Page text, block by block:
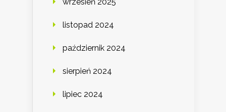
wrzesień 2025
listopad 2024
październik 2024
sierpień 2024
lipiec 2024